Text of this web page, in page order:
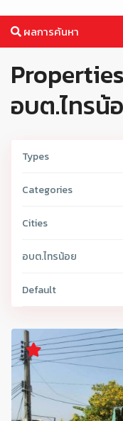
ผลการค้นหา
อบต.ไทรน้
Types
Categories
Cities
อบต.ไทรน้อย
Default